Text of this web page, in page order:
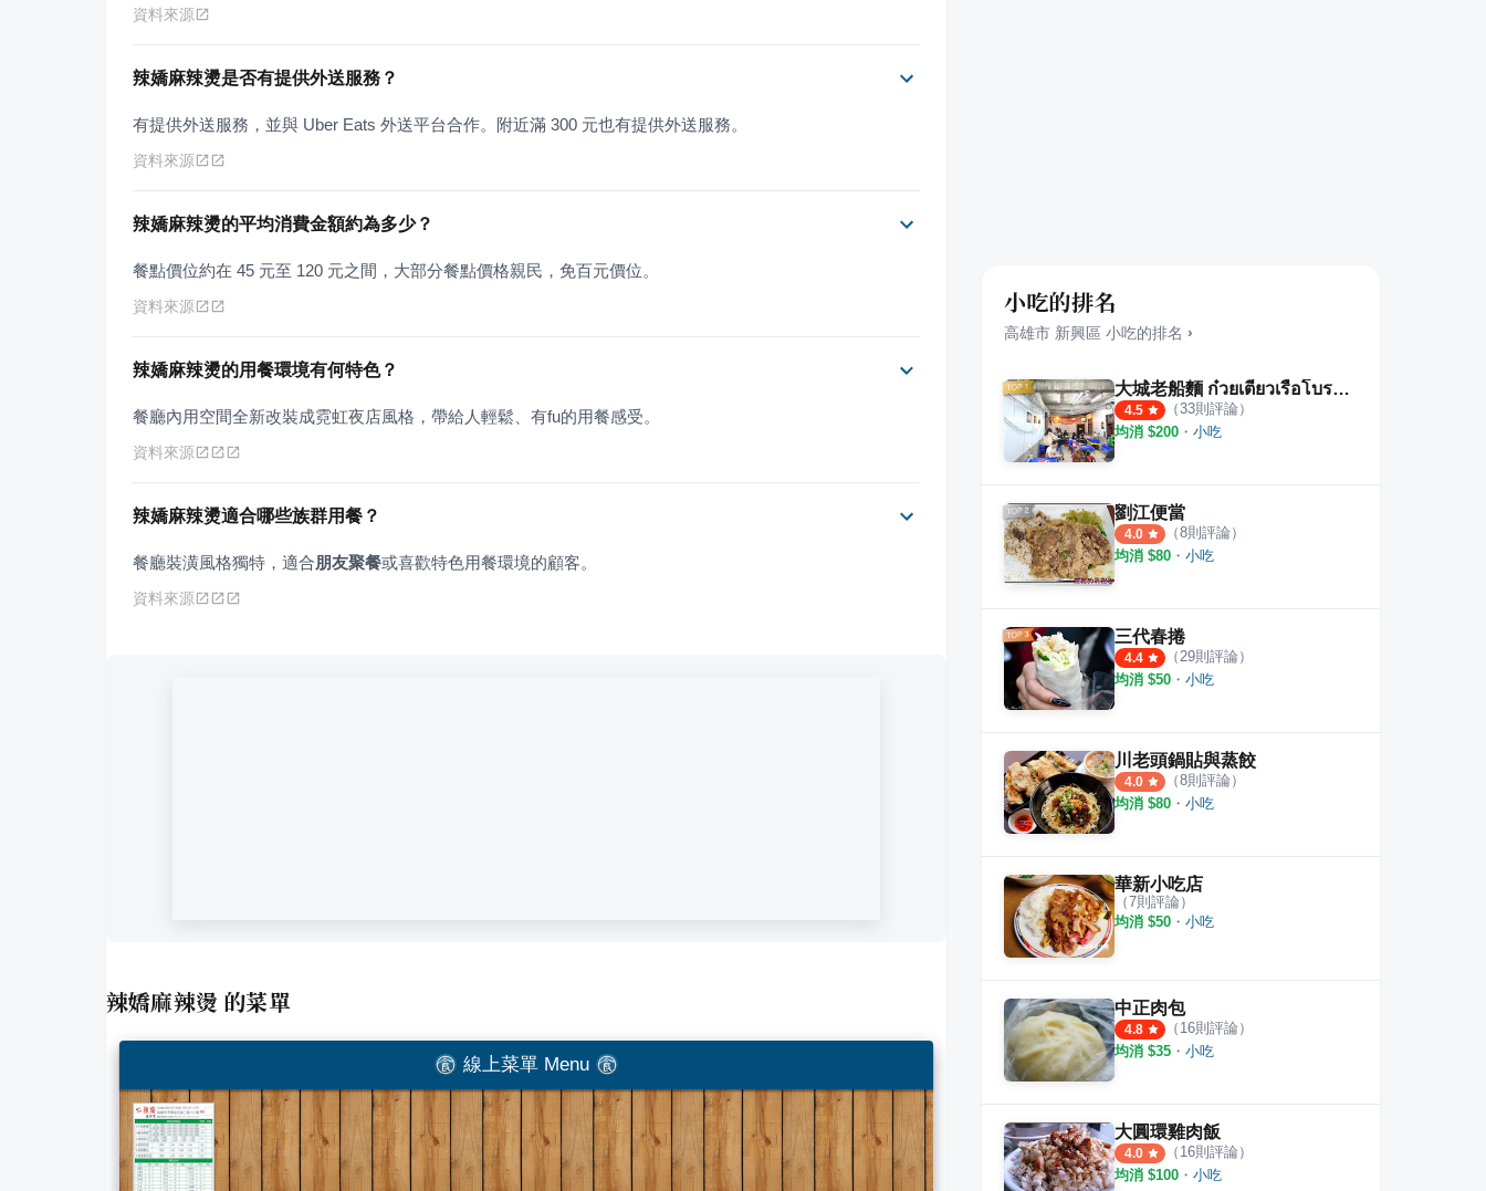
資料來源
辣嬌麻辣燙是否有提供外送服務？
有提供外送服務，並與 Uber Eats 外送平台合作。附近滿 300 元也有提供外送服務。
資料來源
辣嬌麻辣燙的平均消費金額約為多少？
餐點價位約在 45 元至 120 元之間，大部分餐點價格親民，免百元價位。
資料來源
辣嬌麻辣燙的用餐環境有何特色？
餐廳內用空間全新改裝成霓虹夜店風格，帶給人輕鬆、有fu的用餐感受。
資料來源
辣嬌麻辣燙適合哪些族群用餐？
餐廳裝潢風格獨特，適合朋友聚餐或喜歡特色用餐環境的顧客。
資料來源
辣嬌麻辣燙 的菜單
線上菜單 Menu
小吃的排名
高雄市 新興區 小吃的排名 ›
大城老船麵 ก๋วยเตี๋ยวเรือโบราณ
4.5 （33則評論）
均消 $200 ・ 小吃
劉江便當
4.0 （8則評論）
均消 $80 ・ 小吃
三代春捲
4.4 （29則評論）
均消 $50 ・ 小吃
川老頭鍋貼與蒸餃
4.0 （8則評論）
均消 $80 ・ 小吃
華新小吃店
（7則評論）
均消 $50 ・ 小吃
中正肉包
4.8 （ 16則評論）
均消 $35 ・ 小吃
大圓環雞肉飯
4.0 （ 16則評論）
均消 $100 ・ 小吃